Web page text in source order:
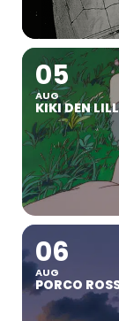
05
AUG
KIKI DEN
06
AUG
PORCO